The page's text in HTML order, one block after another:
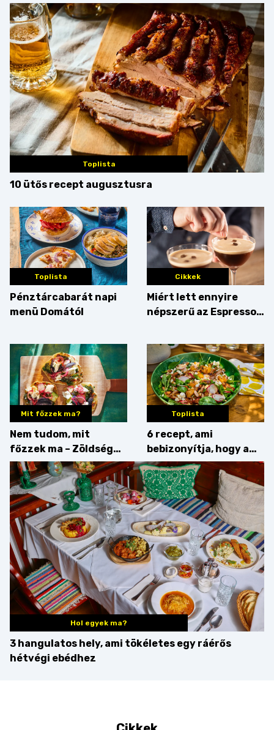
Toplista
10 ütős recept augusztusra
Toplista
Pénztárcabarát napi
menü Domától
Cikkek
Miért lett ennyire
népszerű az Espresso
érdemes enni mellé?
Mit főzzek ma?
Nem tudom, mit
főzzek ma – Zöldség
minden mennyiségben
Toplista
6 recept, ami
bebizonyítja, hogy a
barack húsok mellé is
zseniális
Hol egyek ma?
3 hangulatos hely, ami tökéletes egy ráérős
hétvégi ebédhez